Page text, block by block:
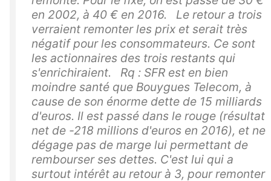
en 2002, à 40 € en 2016. Le retour a trois
verraient remonter les prix et serait très
négatif pour les consommateurs. Ce sont
les actionnaires des trois restants qui
s'enrichiraient. Rq : SFR est en bien
moindre santé que Bouygues Telecom, à
cause de son énorme dette de 15 milliards
d'euros. Il est passé dans le rouge (résultat
net de -218 millions d'euros en 2016), et ne
dégage pas de marge lui permettant de
rembourser ses dettes. C'est lui qui a
surtout intérêt au retour à 3, pour remonter